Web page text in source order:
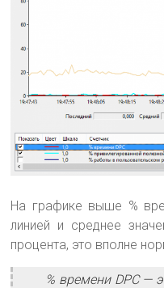
На графике выше %
линией и среднее
процента, это вполне
% времени DPC —